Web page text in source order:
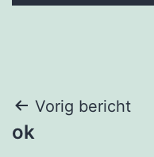
Bericht
navigatie
Vorig bericht
ok